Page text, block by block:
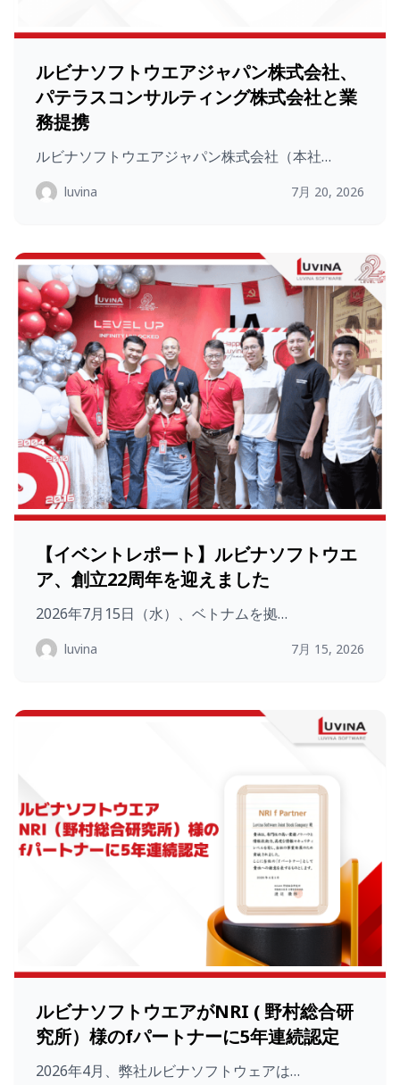
ルビナソフトウエアジャパン株式会社、
パテラスコンサルティング株式会社と業
務提携
ルビナソフトウエアジャパン株式会社（本社…
luvina 7月 20, 2026
【イベントレポート】ルビナソフトウエ
ア、創立22周年を迎えました
2026年7月15日（水）、ベトナムを拠…
luvina 7月 15, 2026
ルビナソフトウエアがNRI ( 野村総合研
究所）様のfパートナーに5年連続認定
2026年4月、弊社ルビナソフトウェアは…